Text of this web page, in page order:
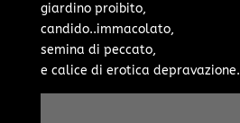
giardino proibito,
candido..immacolato,
semina di peccato,
e calice di erotica depravazione.